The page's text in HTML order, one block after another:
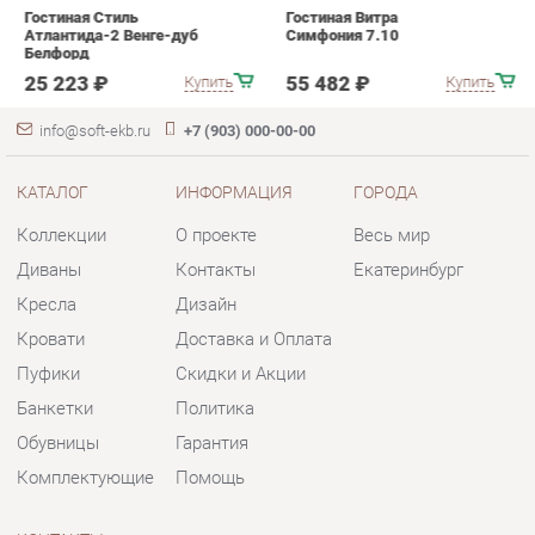
КАТАЛОГ
Коллекции
Кресла
Банкетки
Обувницы
Комплектующие
ИНФОРМАЦИЯ
О проекте
Дизайн
Политика
Гарантия
Помощь
ГОРОДА
Весь мир
КОНТАКТЫ
Шоурум и склад самовывоза
Адрес: г. Екатеринбург, пер.
Базовый, 47